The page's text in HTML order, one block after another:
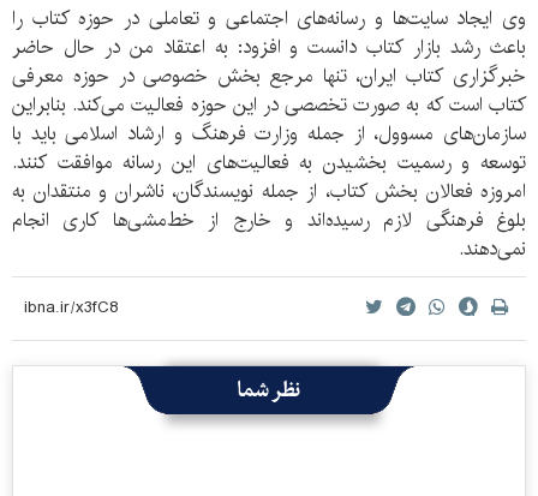
وی ایجاد سایت‌ها و رسانه‌های اجتماعی و تعاملی در حوزه کتاب را
باعث رشد بازار کتاب دانست و افزود: به اعتقاد من در حال حاضر
خبرگزاری کتاب ایران، تنها مرجع بخش خصوصی در حوزه معرفی
کتاب است که به صورت تخصصی در این حوزه فعالیت می‌کند. بنابراین
سازمان‌های مسوول، از جمله وزارت فرهنگ و ارشاد اسلامی باید با
توسعه و رسمیت بخشیدن به فعالیت‌های این رسانه موافقت کنند.
امروزه فعالان بخش کتاب، از جمله نویسندگان، ناشران و منتقدان به
بلوغ فرهنگی لازم رسیده‌اند و خارج از خط‌مشی‌ها کاری انجام
نمی‌دهند.
نظر شما